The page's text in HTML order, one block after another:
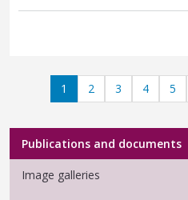
Pagination
Page
1 Page
2 Page
3 Page
4 Page
5
Menu Médiathèque
Publications and documents
Image galleries